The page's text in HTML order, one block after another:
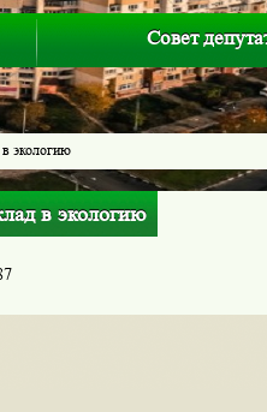
Совет
в экологию
в экологию